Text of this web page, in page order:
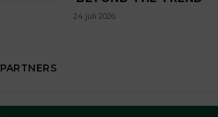
24 juli 2026
PARTNERS